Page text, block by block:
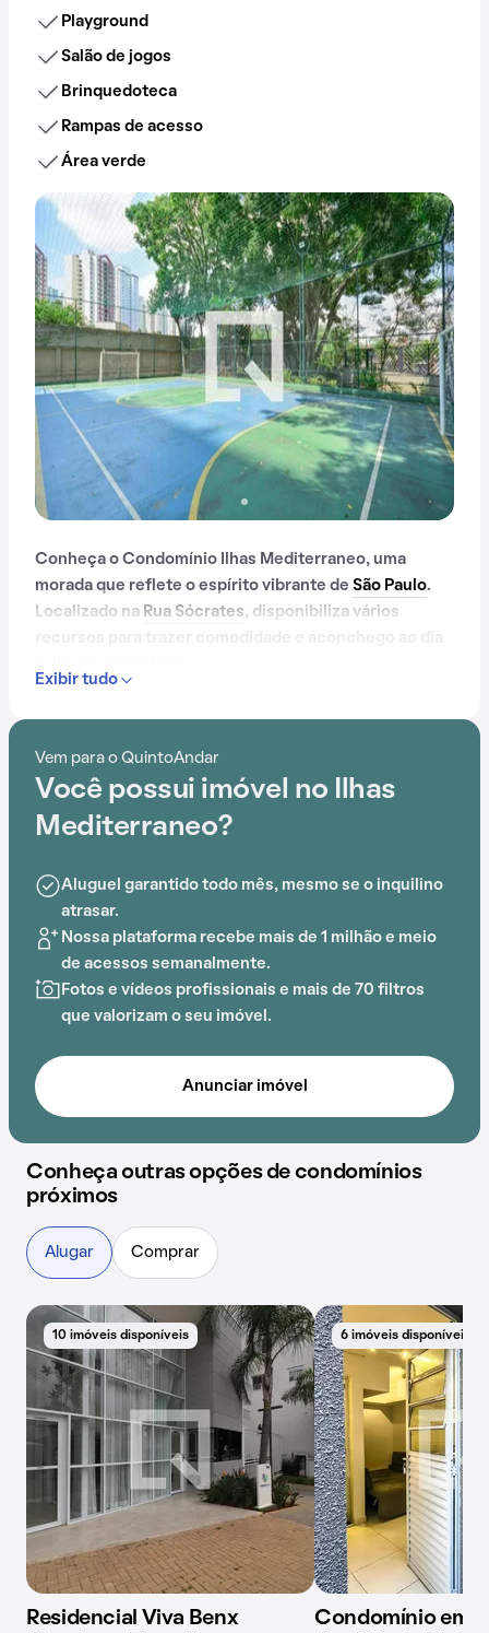
Playground
Salão de jogos
Brinquedoteca
Rampas de acesso
Área verde
Conheça o Condomínio Ilhas Mediterraneo, uma
morada que reflete o espírito vibrante de São Paulo.
Localizado na Rua Sócrates, disponibiliza vários
Contando com portaria 24 horas, elevador, academia,
encanado, churrasqueira, playground, salão de jogos e
brinquedoteca, o Condomínio Ilhas Mediterraneo é
preparado para atender às necessidades dos
lugar.
A proximidade com Projeto Kids, Colégio Magister,
EMEF Laerte Ramos De Carvalho, Colégio Santa Maria,
Centro Universitário Senac e
Estação Adolfo Pinheiro
acrescenta praticidade e comodidade na rotina dos
Exibir tudo
Vem para o QuintoAndar
Você possui imóvel no Ilhas
Mediterraneo?
Aluguel garantido todo mês, mesmo se o inquilino
atrasar.
Nossa plataforma recebe mais de 1 milhão e meio
de acessos semanalmente.
Fotos e vídeos profissionais e mais de 70 filtros
que valorizam o seu imóvel.
Anunciar imóvel
Conheça outras opções de condomínios
próximos
Alugar Comprar
10 imóveis disponíveis
Residencial Viva Benx
6 imóveis disponíveis
Condomínio em